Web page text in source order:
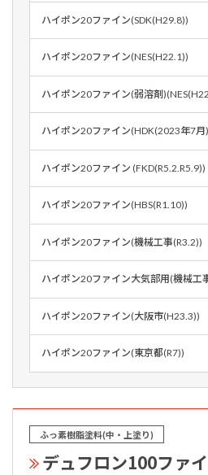
ハイポン20ファイン(SDK(H29.8))
ハイポン20ファイン(NES(H22.1))
ハイポン20ファイン(弱溶剤
ハイポン20ファイン(HDK(2023年7月)
ハイポン20ファイン (FKD(R5.2.R5.9))
ハイポン20ファイン(HBS(R1.10))
ハイポン20ファイン(機械工事(R3.2))
ハイポン20ファイン大気部用(機械工
ハイポン20ファイン(大阪市(H23.3))
ハイポン20ファイン(東京都(R7))
ふっ素樹脂塗料(中・上塗り)
デュフロン100ファ